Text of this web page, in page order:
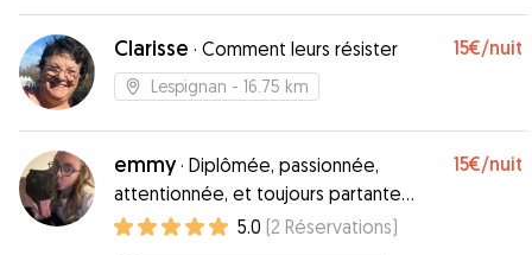
Clarisse · Comment leurs résister 15€/nuit
Lespignan - 16.75 km
emmy· Diplômée, passionnée,
attentionnée, et toujours partante
pour une balade !
15€/nuit
5.0 (2 Réservations)